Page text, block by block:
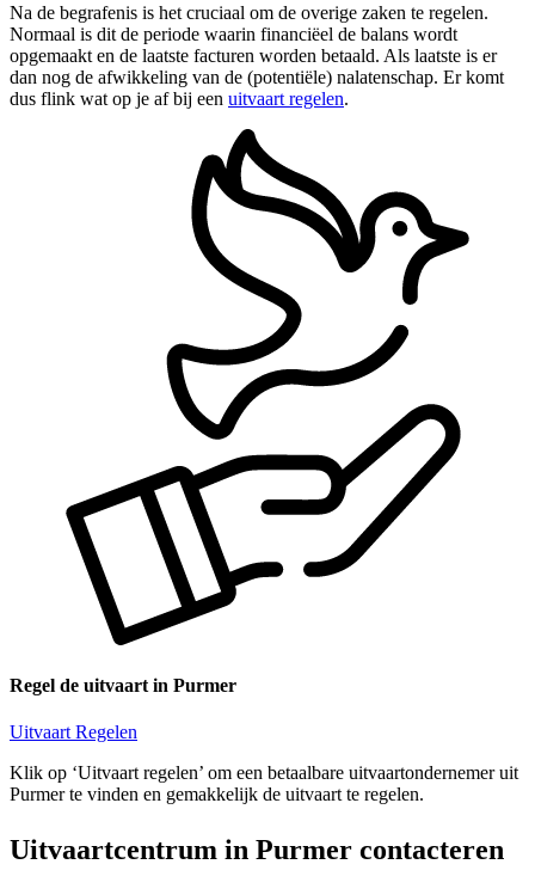
Na de begrafenis is het cruciaal om de overige zaken te regelen.
Normaal is dit de periode waarin financiëel de balans wordt
opgemaakt en de laatste facturen worden betaald. Als laatste is er
dan nog de afwikkeling van de (potentiële) nalatenschap. Er komt
dus flink wat op je af bij een uitvaart regelen.
Regel de uitvaart in Purmer
Uitvaart Regelen
Klik op ‘Uitvaart regelen’ om een betaalbare uitvaartondernemer uit
Purmer te vinden en gemakkelijk de uitvaart te regelen.
Uitvaartcentrum in Purmer contacteren